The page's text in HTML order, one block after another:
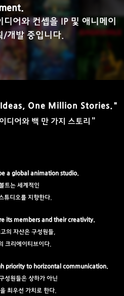
어와 컨셉을 IP 및 애니메이
/개발 중입니다.
One Million Stories."
디어와 백 만 가지 스토리 "
a global animation studio.
트는 세계적인
튜디오를 지향한다.
its members and their creativity.
의 자산은 구성원들,
크리에이티브이다.
priority to horizontal communication.
성원들은 상하가 아닌
최우선 가치로 한다.